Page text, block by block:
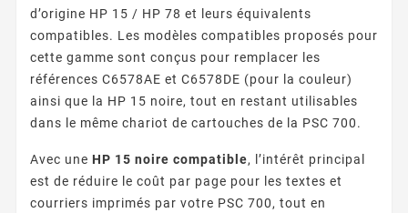
d’origine HP 15 / HP 78 et leurs équivalents
compatibles. Les modèles compatibles proposés pour
cette gamme sont conçus pour remplacer les
références C6578AE et C6578DE (pour la couleur)
ainsi que la HP 15 noire, tout en restant utilisables
dans le même chariot de cartouches de la PSC 700.
Avec une HP 15 noire compatible, l’intérêt principal
est de réduire le coût par page pour les textes et
courriers imprimés par votre PSC 700, tout en